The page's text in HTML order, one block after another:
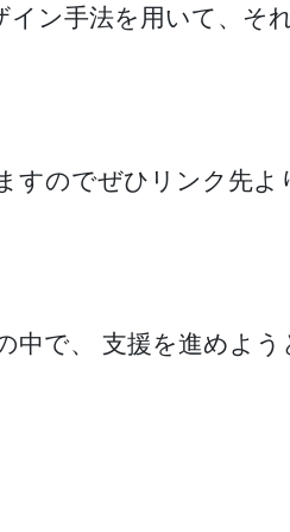
ン手法を用いて、そ
すのでぜひリンク先よ
中で、 支援を進めよう